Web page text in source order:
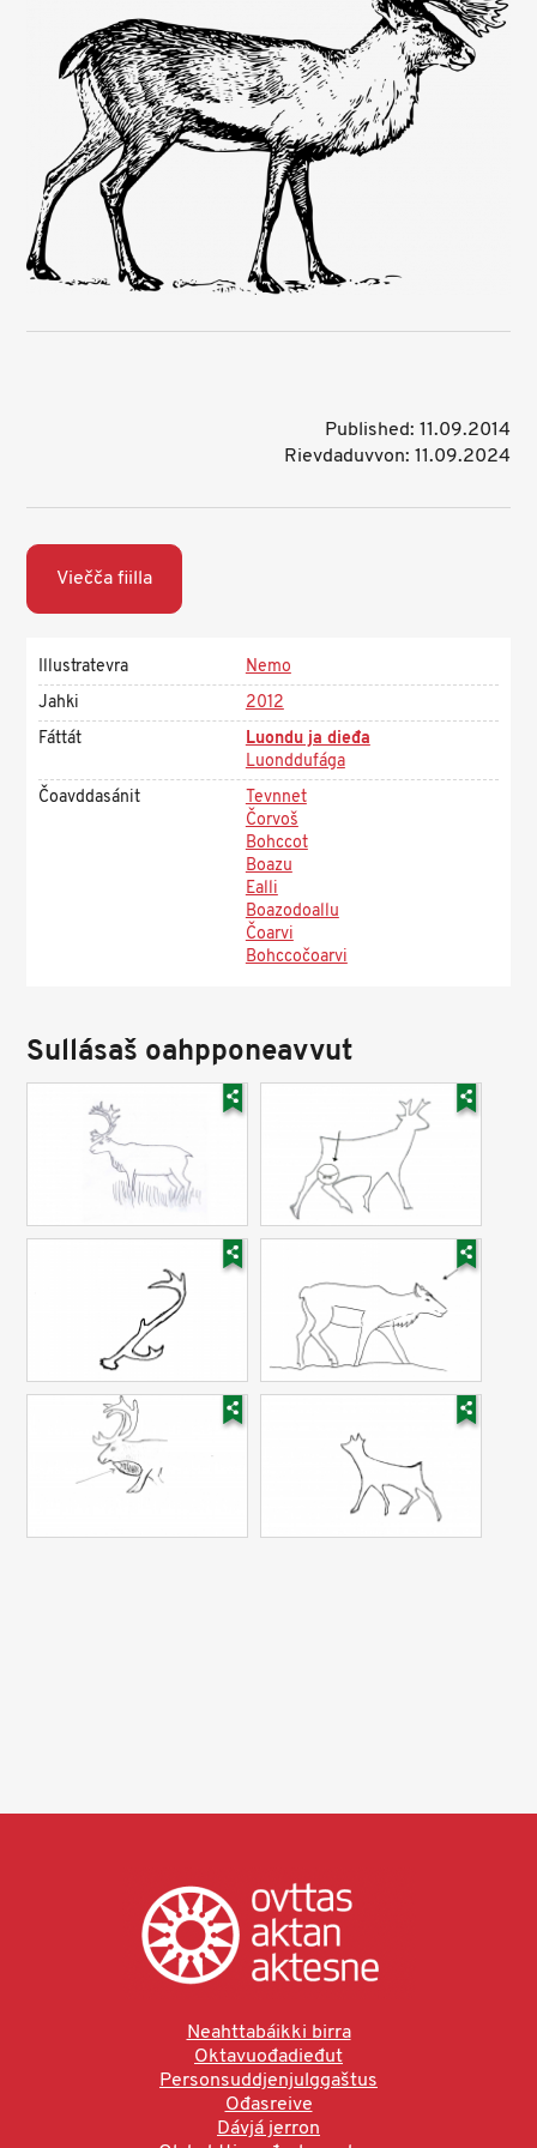
Published: 11.09.2014
Rievdaduvvon: 11.09.2024
Viečča fiilla
Illustratevra
Nemo
Jahki
2012
Fáttát
Luondu ja dieđa
Luonddufága
Čoavddasánit
Tevnnet
Čorvoš
Bohccot
Boazu
Ealli
Boazodoallu
Čoarvi
Bohccočoarvi
Sullásaš oahpponeavvut
Neahttabáikki birra
Oktavuođadieđut
Personsuddjenjulggaštus
Ođasreive
Dávjá jerron